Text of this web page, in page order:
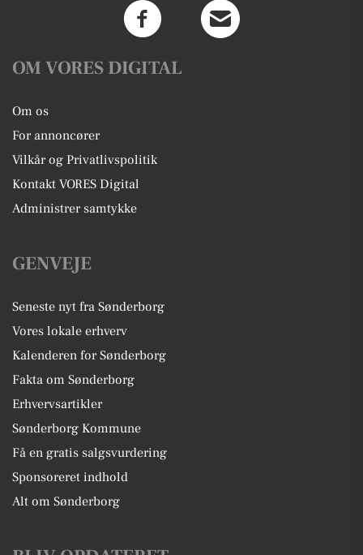
OM VORES DIGITAL
Om os
For annoncører
Vilkår og Privatlivspolitik
Kontakt VORES Digital
Administrer samtykke
GENVEJE
Seneste nyt fra Sønderborg
Vores lokale erhverv
Kalenderen for Sønderborg
Fakta om Sønderborg
Erhvervsartikler
Sønderborg Kommune
Få en gratis salgsvurdering
Sponsoreret indhold
Alt om Sønderborg